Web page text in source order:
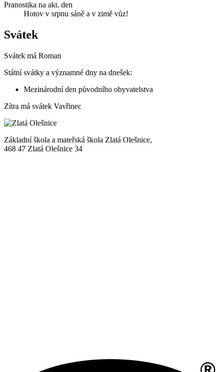
Pranostika na akt. den
Hotov v srpnu sáně a v zimě vůz!
Svátek
Svátek má Roman
Státní svátky a významné dny na dnešek:
Mezinárodní den původního obyvatelstva
Zítra má svátek Vavřinec
Základní škola a mateřská škola Zlatá Olešnice,
468 47 Zlatá Olešnice 34